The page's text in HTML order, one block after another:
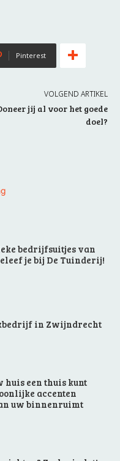
Pinterest
VOLGEND ARTIKEL
jij al voor het goede
doel?
bedrijfsuitjes van
je bij De Tuinderij!
in Zwijndrecht
huis een thuis kunt
accenten
uw binnenruimt